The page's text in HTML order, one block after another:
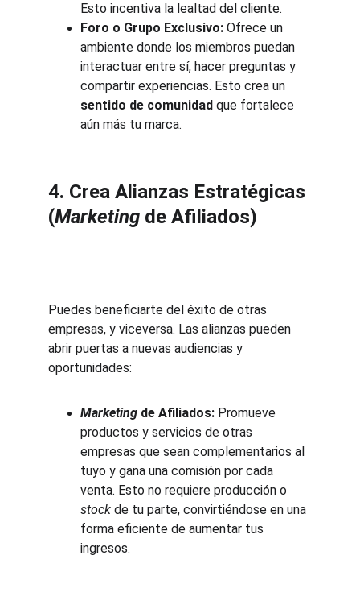
Esto incentiva la lealtad del cliente.
Foro o Grupo Exclusivo: Ofrece un
ambiente donde los miembros puedan
interactuar entre sí, hacer preguntas y
compartir experiencias. Esto crea un
sentido de comunidad que fortalece
aún más tu marca.
4. Crea Alianzas Estratégicas
(Marketing de Afiliados)
Puedes beneficiarte del éxito de otras
empresas, y viceversa. Las alianzas pueden
abrir puertas a nuevas audiencias y
oportunidades:
Marketing de Afiliados: Promueve
productos y servicios de otras
empresas que sean complementarios al
tuyo y gana una comisión por cada
venta. Esto no requiere producción o
stock de tu parte, convirtiéndose en una
forma eficiente de aumentar tus
ingresos.